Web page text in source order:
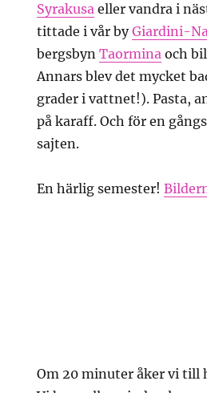
Syrakusa eller vandra i
tittade i vår byGiardini-
bergsbynTaormina och
Annars blev det mycket
grader i vattnet!). Pasta,
på karaff. Och för en
sajten.
En härlig semester!
Om 20 minuter åker vi till